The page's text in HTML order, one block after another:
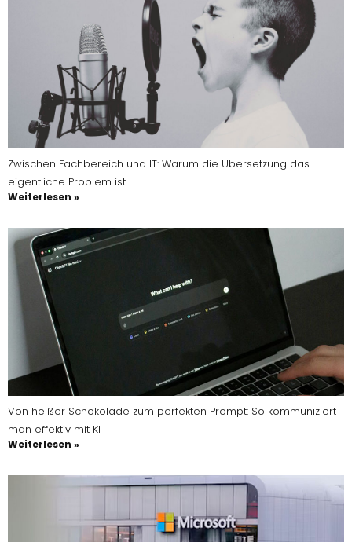
Zwischen Fachbereich und IT: Warum die Übersetzung das
eigentliche Problem ist
Weiterlesen »
Von heißer Schokolade zum perfekten Prompt: So kommuniziert
man effektiv mit KI
Weiterlesen »